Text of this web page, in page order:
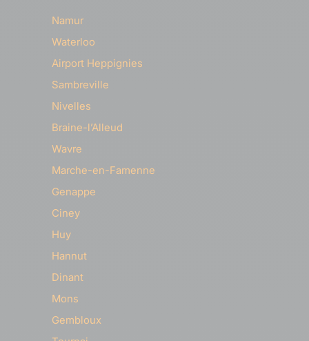
Namur
Waterloo
Airport Heppignies
Sambreville
Nivelles
Braine-l’Alleud
Wavre
Marche-en-Famenne
Genappe
Ciney
Huy
Hannut
Dinant
Mons
Gembloux